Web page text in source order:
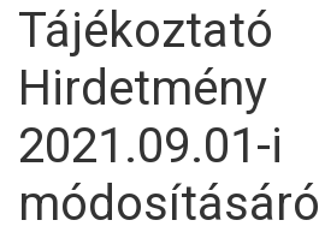
Tájékoztató
Hirdetmény
2021.09.01-i
módosításáról